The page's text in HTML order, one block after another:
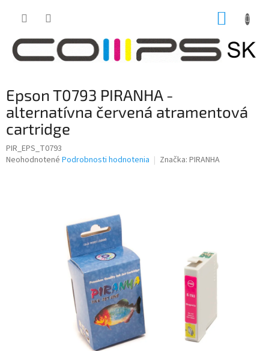
Epson T0793 PIRANHA -
alternatívna červená atramentová
cartridge
PIR_EPS_T0793
Priemerné
Neohodnotené Podrobnosti hodnotenia Značka: PIRANHA